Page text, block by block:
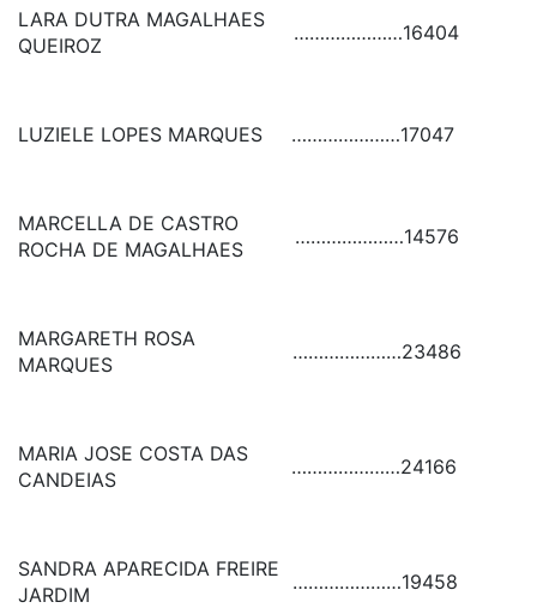
LARA DUTRA MAGALHAES
QUEIROZ
…………………16404
LUZIELE LOPES MARQUES …………………17047
MARCELLA DE CASTRO
ROCHA DE MAGALHAES
…………………14576
MARGARETH ROSA
MARQUES
…………………23486
MARIA JOSE COSTA DAS
CANDEIAS
…………………24166
SANDRA APARECIDA FREIRE
JARDIM
…………………19458